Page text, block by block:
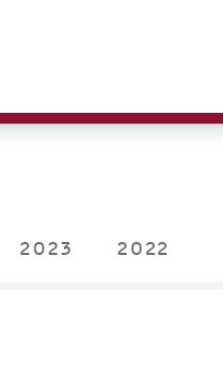
2023 2022